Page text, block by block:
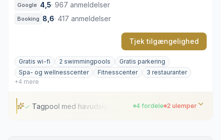
Google 4,5· 967 anmeldelser
Booking 8,6· 417 anmeldelser
Tjek tilgængelighed
Gratis wi-fi 2 swimmingpools
Gratis parkering
Spa- og wellnesscenter
Fitnesscenter
3 restauranter
+4 mere
Tagpool med havudsigt 4 fordele 2 ulemper